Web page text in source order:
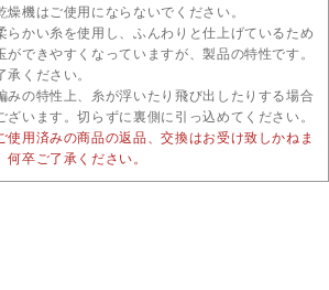
燥機はご使用にならないでください。
らかい糸を使用し、ふんわりと仕上げているため
ができやすくなっていますが、製品の特性です。
承ください。
みの特性上、糸が浮いたり飛び出したりする場合
ざいます。切らずに裏側に引っ込めてください。
使用済みの商品の返品、交換はお受け致しかねま
何卒ご了承ください。